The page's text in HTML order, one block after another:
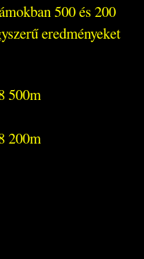
500 és 200
eredményeket
500m
200m